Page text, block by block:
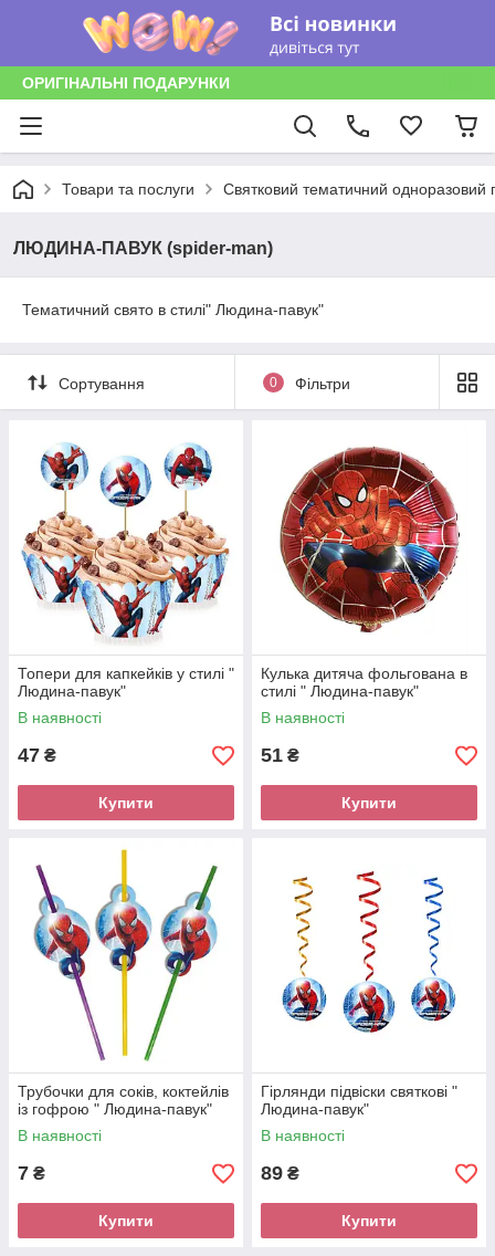
ОРИГІНАЛЬНІ ПОДАРУНКИ
Товари та послуги Святковий тематичний одноразовий
ЛЮДИНА-ПАВУК (spider-man)
Тематичний свято в стилі" Людина-павук"
Сортування 0 Фільтри
Топери для капкейків у стилі "
Людина-павук"
В наявності
47 ₴
Купити
Кулька дитяча фольгована в
стилі " Людина-павук"
В наявності
51 ₴
Купити
Трубочки для соків, коктейлів
із гофрою " Людина-павук"
В наявності
7 ₴
Купити
Гірлянди підвіски святкові "
Людина-павук"
В наявності
89 ₴
Купити